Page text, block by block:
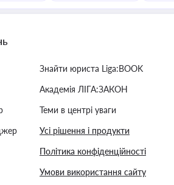
Знайти юриста Liga:BOOK
Академія ЛІГА:ЗАКОН
Теми в центрі уваги
Усі рішення і продукти
Політика конфіденційності
Умови використання сайту